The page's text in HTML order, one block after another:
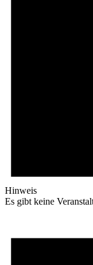
Hinweis
Es gibt keine